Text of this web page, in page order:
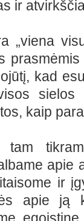
ir
„viena
kad
sielos
kaip
tam
apie
ir
apie ją